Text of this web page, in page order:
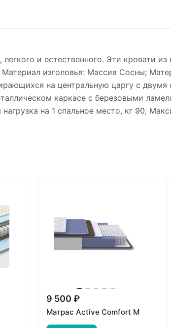
и естественного. Эти кровати
изголовья: Массив Сосны;
на центральную царгу с
каркасе с березовыми
на 1 спальное место, кг 90;
9 500 ₽
Матрас Active Comfort M